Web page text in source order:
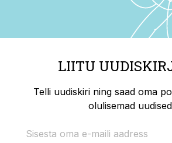
LIITU
Telli uudiskiri ning saad oma
olulisemad